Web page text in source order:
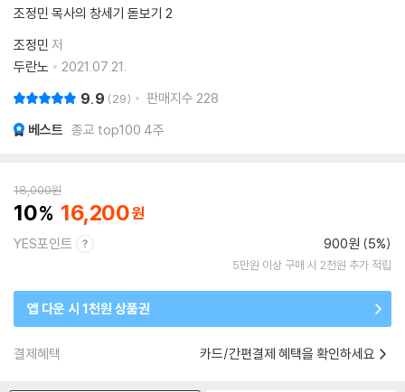
조정민 목사의 창세기 돋보기 2
조정민 저
두란노
2021.07.21.
9.9 29 판매지수 228
베스트 종교 top100 4주
18,000원
10 16,200
YES포인트 900원 (5%)
5만원 이상 구매 시 2천원 추가 적립
앱 다운 시 1천원 상품권
결제혜택 카드/간편결제 혜택을 확인하세요